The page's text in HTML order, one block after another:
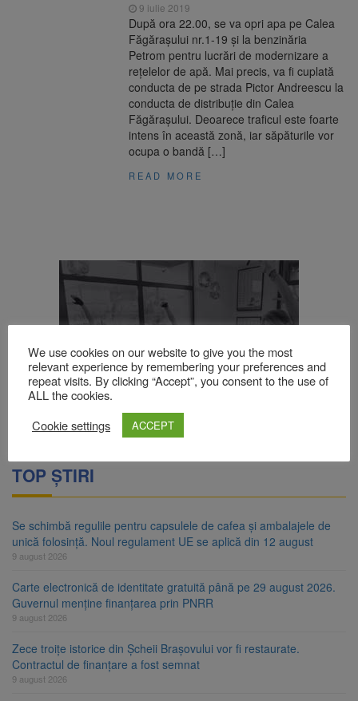
9 iulie 2019
După ora 22.00, se va opri apa pe Calea
Făgărașului nr.1-19 și la benzinăria
Petrom pentru lucrări de modernizare a
rețelelor de apă. Mai precis, va fi cuplată
conducta de pe strada Pictor Andreescu la
conducta de distribuție din Calea
Făgărașului. Deoarece traficul este foarte
intens în această zonă, iar săpăturile vor
ocupa o bandă […]
READ MORE
TOP ȘTIRI
Se schimbă regulile pentru capsulele de cafea și ambalajele de
unică folosință. Noul regulament UE se aplică din 12 august
9 august 2026
Carte electronică de identitate gratuită până pe 29 august 2026.
Guvernul menține finanțarea prin PNRR
9 august 2026
Zece troițe istorice din Șcheii Brașovului vor fi restaurate.
Contractul de finanțare a fost semnat
9 august 2026
We use cookies on our website to give you the most
relevant experience by remembering your preferences and
repeat visits. By clicking “Accept”, you consent to the use of
ALL the cookies.
Cookie settings
ACCEPT